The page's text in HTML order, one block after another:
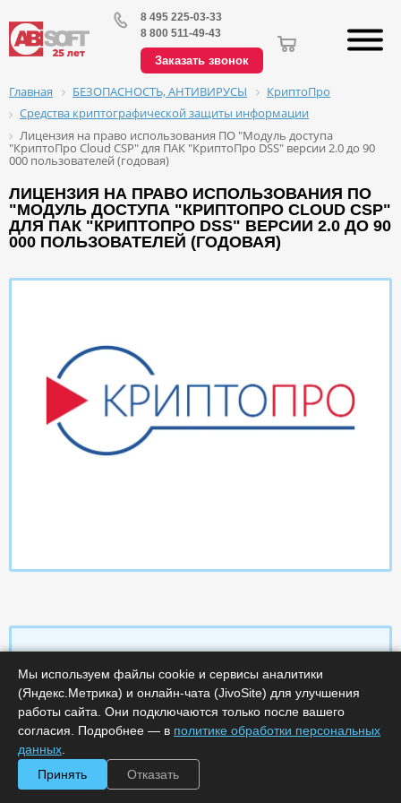
8 495 225-03-33
8 800 511-49-43
Заказать звонок
Главная БЕЗОПАСНОСТЬ, АНТИВИРУСЫ
КриптоПро
Средства криптографической защиты информации
Лицензия на право использования ПО "Модуль доступа
"КриптоПро Cloud CSP" для ПАК "КриптоПро DSS" версии 2.0 до 90
000 пользователей (годовая)
ЛИЦЕНЗИЯ НА ПРАВО ИСПОЛЬЗОВАНИЯ ПО
"МОДУЛЬ ДОСТУПА "КРИПТОПРО CLOUD CSP"
ДЛЯ ПАК "КРИПТОПРО DSS" ВЕРСИИ 2.0 ДО 90
000 ПОЛЬЗОВАТЕЛЕЙ (ГОДОВАЯ)
Характеристики
Срок поставки, дней :14
Код :
0000-369313
Артикул :773
Мы используем файлы cookie и сервисы аналитики
(Яндекс.Метрика) и онлайн-чата (JivoSite) для улучшения
работы сайта. Они подключаются только после вашего
согласия. Подробнее — в политике обработки персональных
данных
Принять
Отказать